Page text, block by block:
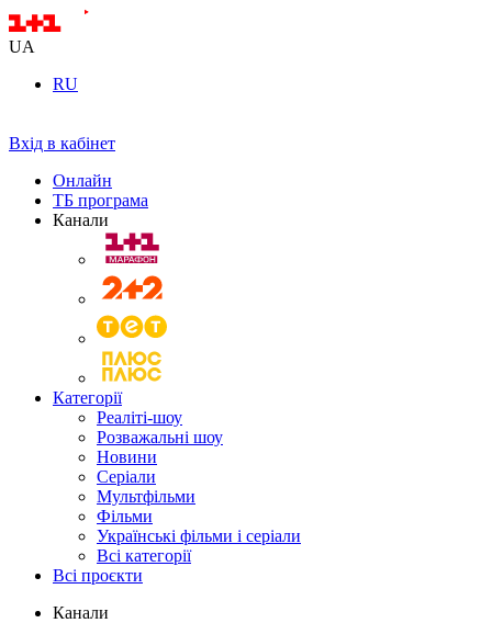
UA
RU
Вхід в кабінет
Онлайн
ТБ програма
Канали
Категорії
Реаліті-шоу
Розважальні шоу
Новини
Серіали
Мультфільми
Фільми
Українські фільми і серіали
Всі категорії
Всі проєкти
Канали